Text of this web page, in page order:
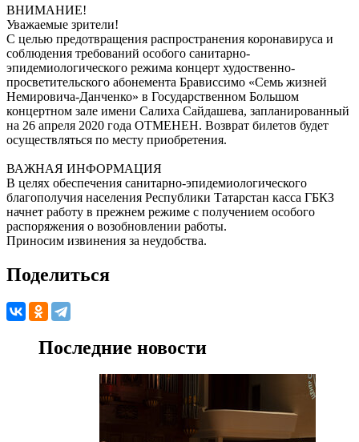
ВНИМАНИЕ!
Уважаемые зрители!
С целью предотвращения распространения коронавируса и
соблюдения требований особого санитарно-
эпидемиологического режима концерт худоственно-
просветительского абонемента Брависсимо «Семь жизней
Немировича-Данченко» в Государственном Большом
концертном зале имени Салиха Сайдашева, запланированный
на 26 апреля 2020 года ОТМЕНЕН. Возврат билетов будет
осуществляться по месту приобретения.
ВАЖНАЯ ИНФОРМАЦИЯ
В целях обеспечения санитарно-эпидемиологического
благополучия населения Республики Татарстан касса ГБКЗ
начнет работу в прежнем режиме с получением особого
распоряжения о возобновлении работы.
Приносим извинения за неудобства.
Поделиться
Последние новости